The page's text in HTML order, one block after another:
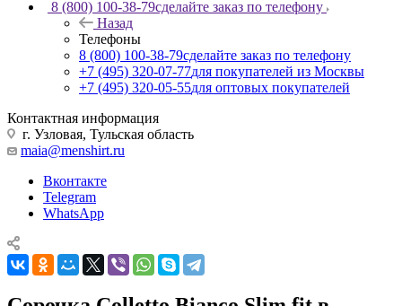
8 (800) 100-38-79сделайте заказ по телефону
Назад
Телефоны
8 (800) 100-38-79сделайте заказ по телефону
+7 (495) 320-07-77для покупателей из Москвы
+7 (495) 320-05-55для оптовых покупателей
Контактная информация
г. Узловая, Тульская область
maia@menshirt.ru
Вконтакте
Telegram
WhatsApp